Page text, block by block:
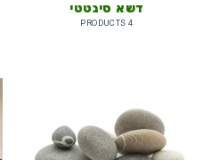
דשא סינטטי
4 PRODUCTS